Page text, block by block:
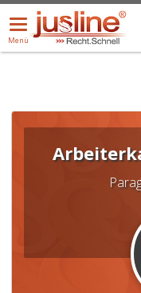
Menü
öffnen/schließen
Menü
ALLE